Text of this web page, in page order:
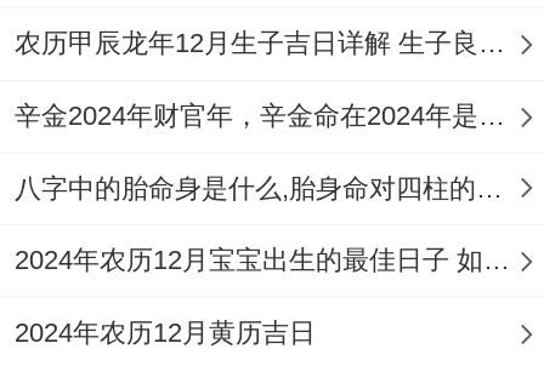
主导仪式。
在正北方;三煞位也在北方。这些方位在开业
布置与日常经营中需特别注意！
忌在此方位动土、装修、钻墙或放置大型振
农历甲辰龙年12月生子吉日详解 生子良辰的影响因素
辛金2024年财官年，辛金命在2024年是财官年还是财印年
八字中的胎命身是什么,胎身命对四柱的影响
2024年农历12月宝宝出生的最佳日子 如何挑选适合的吉日
2024年农历12月黄历吉日